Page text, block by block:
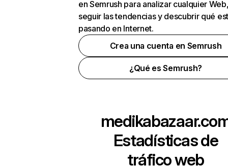
en Semrush para analizar cualquier
seguir las tendencias y descubrir qué
pasando en Internet.
Crea una cuenta en Semrush
¿Qué es Semrush?
Estadísticas de
tráfico web